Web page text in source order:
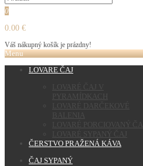
0
0.00 €
Váš nákupný košík je prázdny!
Menu
LOVARE ČAJ
LOVARÉ ČAJ V
PYRAMÍDKACH
LOVARÉ DARČEKOVÉ
BALENIA
LOVARÉ PORCIOVANÝ ČAJ
LOVARÉ SYPANÝ ČAJ
ČERSTVO PRAŽENÁ KÁVA
ČAJ SYPANÝ